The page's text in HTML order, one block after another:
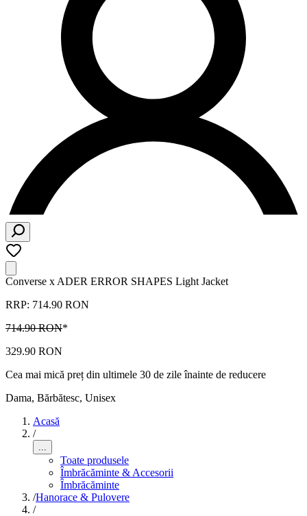
Converse x ADER ERROR SHAPES Light Jacket
RRP: 714.90 RON
714.90 RON*
329.90 RON
Cea mai mică preț din ultimele 30 de zile înainte de reducere
Dama, Bărbătesc, Unisex
Acasă
/
...
Toate produsele
Îmbrăcăminte & Accesorii
Îmbrăcăminte
/Hanorace & Pulovere
/